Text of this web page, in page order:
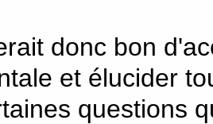
donc bon
et élucider
questions